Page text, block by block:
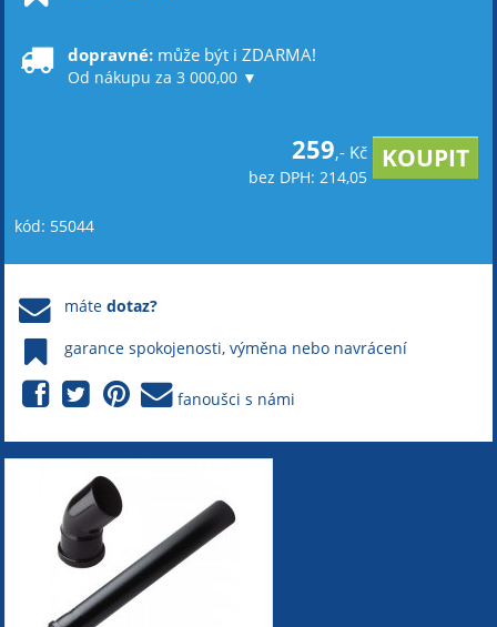
dopravné: může být i ZDARMA!
Od nákupu za 3 000,00 ▼
259,- Kč
bez DPH: 214,05
kód: 55044
mátedotaz?
garance spokojenosti, výměna nebo navrácení
fanoušci s námi